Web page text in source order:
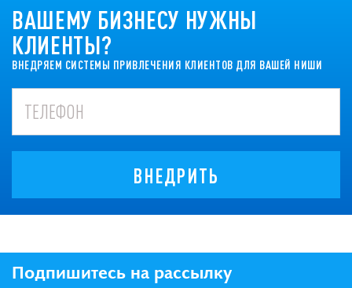
ВАШЕМУ БИЗНЕСУ НУЖНЫ
КЛИЕНТЫ?
ВНЕДРЯЕМ СИСТЕМЫ ПРИВЛЕЧЕНИЯ КЛИЕНТОВ ДЛЯ ВАШЕЙ НИШИ
ВНЕДРИТЬ
Подпишитесь на рассылку